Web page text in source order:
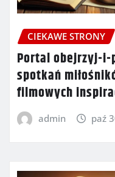
CIEKAWE STRONY
Portal obejrzyj-i-
spotkań
filmowych
admin paź